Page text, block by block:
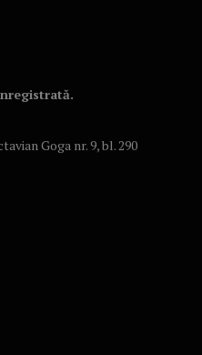
Goga nr. 9, bl. 290